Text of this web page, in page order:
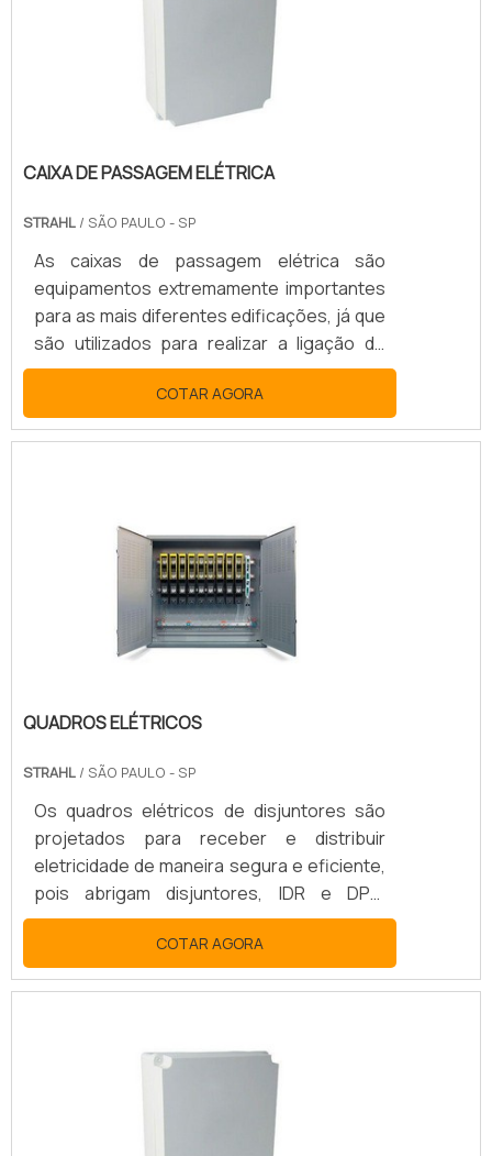
estão disponíveis com tomadas no padrão
NBR 14136, que geram conexões perfeitas
CAIXA DE PASSAGEM ELÉTRICA
STRAHL / SÃO PAULO - SP
As caixas de passagem elétrica são
equipamentos extremamente importantes
para as mais diferentes edificações, já que
são utilizados para realizar a ligação de
forma correta dos fios e cabos elétricos
que são empregados da rede elétrica da
residência, estabelecimento comercial ou
cabos de sistemas de iluminação, telefonia,
ventilação e outros, a caixa de passagem
COTAR AGORA
QUADROS ELÉTRICOS
STRAHL / SÃO PAULO - SP
Os quadros elétricos de disjuntores são
projetados para receber e distribuir
eletricidade de maneira segura e eficiente,
pois abrigam disjuntores, IDR e DPS,
dispositivos indispensáveis para a
proteção do circuito elétrico e,
principalmente, da integridade física e da
esse tipo de equipamento é de suma
importância para todo tipo de edificação,
seja ela residencial, comercial ou até
mesmo industrial. Por conta desse fator, é
COTAR AGORA